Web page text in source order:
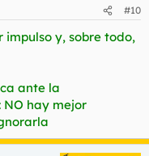
#10
y, sobre todo,
ante la
NO hay mejor